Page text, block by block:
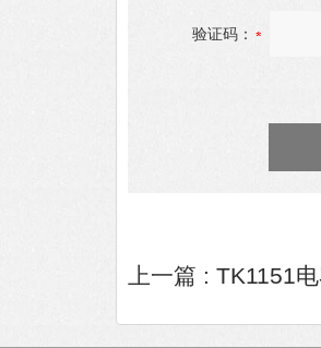
验证码：
上一篇 : TK1151